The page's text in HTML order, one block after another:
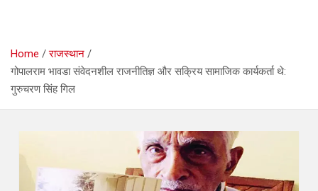
Home
राजस्थान
गोपालराम भावडा संवेदनशील राजनीतिज्ञ और सक्रिय सामाजिक कार्यकर्ता थे:
गुरुचरण सिंह गिल